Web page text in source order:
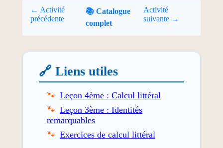
← Activité
précédente
📚 Catalogue
complet
Activité
suivante →
🔗 Liens utiles
Leçon 4ème : Calcul littéral
Leçon 3ème : Identités
remarquables
Exercices de calcul littéral